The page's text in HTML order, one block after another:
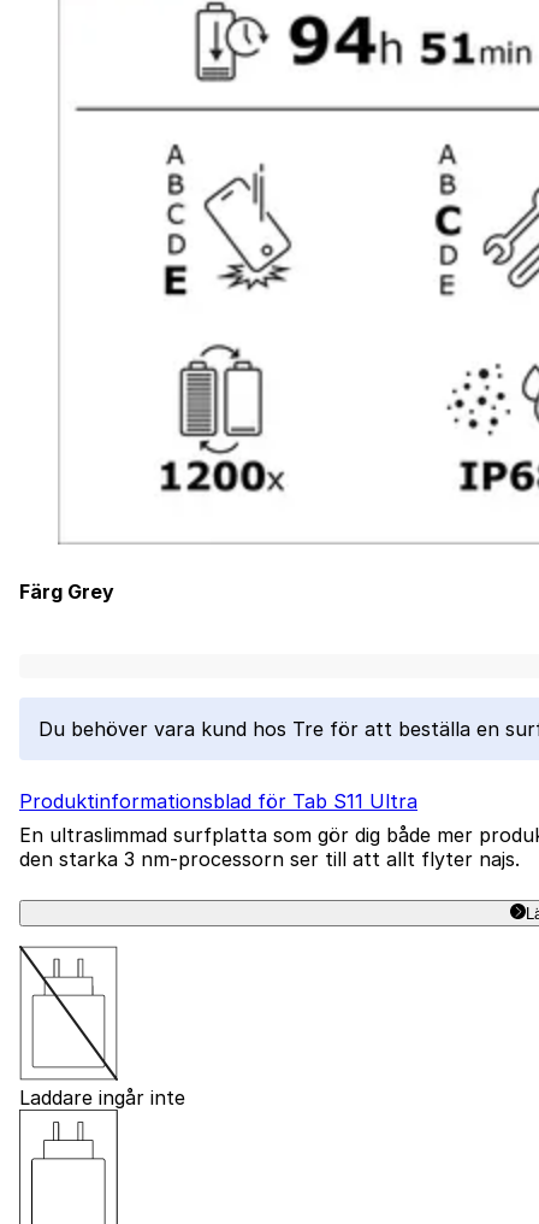
Färg Grey
Du behöver vara kund hos Tre för att beställa en
Produktinformationsblad för Tab S11 Ultra
En ultraslimmad surfplatta som gör dig både mer
den starka 3 nm-processorn ser till att allt flyter najs.
Laddare ingår inte